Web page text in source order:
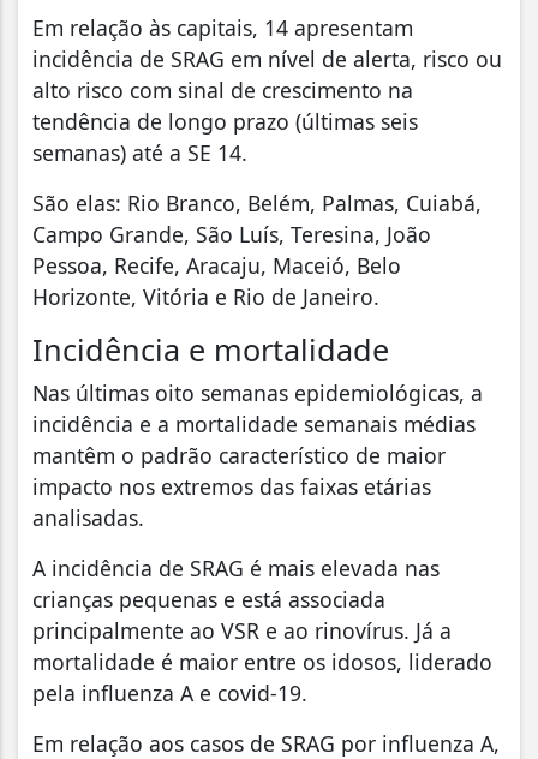
Em relação às capitais, 14 apresentam
incidência de SRAG em nível de alerta, risco ou
alto risco com sinal de crescimento na
tendência de longo prazo (últimas seis
semanas) até a SE 14.
São elas: Rio Branco, Belém, Palmas, Cuiabá,
Campo Grande, São Luís, Teresina, João
Pessoa, Recife, Aracaju, Maceió, Belo
Horizonte, Vitória e Rio de Janeiro.
Incidência e mortalidade
Nas últimas oito semanas epidemiológicas, a
incidência e a mortalidade semanais médias
mantêm o padrão característico de maior
impacto nos extremos das faixas etárias
analisadas.
A incidência de SRAG é mais elevada nas
crianças pequenas e está associada
principalmente ao VSR e ao rinovírus. Já a
mortalidade é maior entre os idosos, liderado
pela influenza A e covid-19.
Em relação aos casos de SRAG por influenza A,